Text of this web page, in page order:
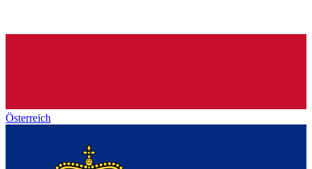
Österreich